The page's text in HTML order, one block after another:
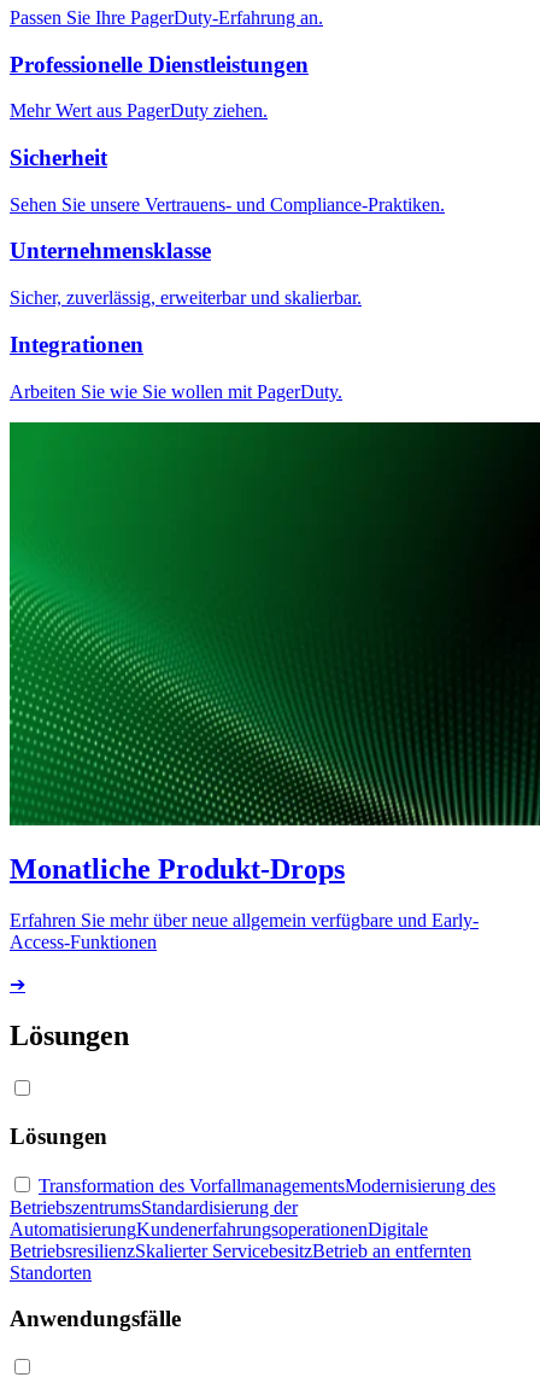
Passen Sie Ihre PagerDuty-Erfahrung an.
Professionelle Dienstleistungen
Mehr Wert aus PagerDuty ziehen.
Sicherheit
Sehen Sie unsere Vertrauens- und Compliance-Praktiken.
Unternehmensklasse
Sicher, zuverlässig, erweiterbar und skalierbar.
Integrationen
Arbeiten Sie wie Sie wollen mit PagerDuty.
Monatliche Produkt-Drops
Erfahren Sie mehr über neue allgemein verfügbare und Early-
Access-Funktionen
➔
Lösungen
Lösungen
Transformation des VorfallmanagementsModernisierung des
BetriebszentrumsStandardisierung der
AutomatisierungKundenerfahrungsoperationenDigitale
BetriebsresilienzSkalierter ServicebesitzBetrieb an entfernten
Standorten
Anwendungsfälle